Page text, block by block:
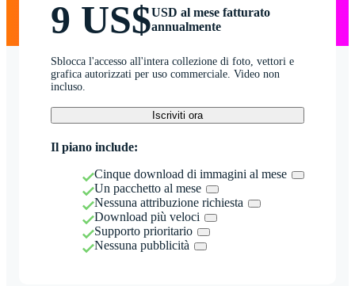
9 US$USD al mese fatturato
annualmente
Sblocca l'accesso all'intera collezione di foto, vettori e
grafica autorizzati per uso commerciale. Video non
incluso.
Iscriviti ora
Il piano include:
Cinque download di immagini al mese
Un pacchetto al mese
Nessuna attribuzione richiesta
Download più veloci
Supporto prioritario
Nessuna pubblicità